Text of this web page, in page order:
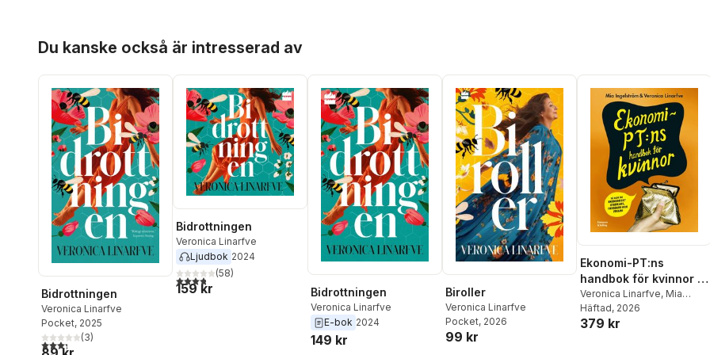
Du kanske också är intresserad av
Bidrottningen
Veronica Linarfve
Pocket, 2025
3,3utav 5 stjärnor. Totalt antal röster:
(3)
Bidrottningen
Veronica Linarfve
Ljudbok 2024
3,8utav 5 stjärnor. Totalt antal röster:
(58)
159 kr Bidrottningen
Veronica Linarfve
E-bok 2024
149 kr
Biroller
Veronica Linarfve
Pocket, 2026
99 kr
Ekonomi-PT:ns
handbok för kvinnor :
så blir du ekonomiskt
starkare, tryggare och
friare
Veronica Linarfve, Mia
Ingelström
Häftad, 2026
379 kr